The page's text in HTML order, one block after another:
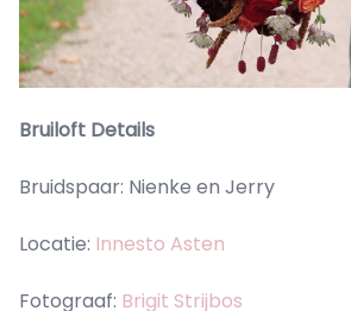
Bruiloft Details
Bruidspaar: Nienke en Jerry
Locatie: Innesto Asten
Fotograaf: Brigit Strijbos